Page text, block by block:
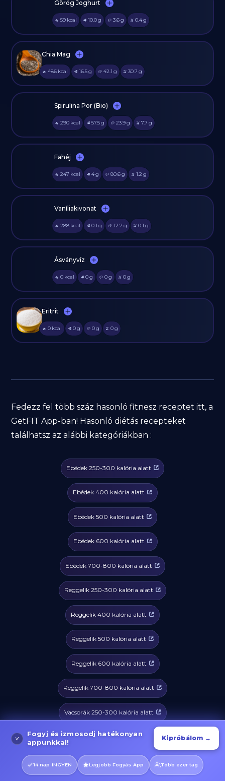
Görög Joghurt
🔥 59 kcal 🥩 10.0g 🥔 3.6g 🫒 0.4g
Chia Mag
🔥 486 kcal 🥩 16.5g 🥔 42.1 g 🫒 30.7 g
Spirulina Por (Bio)
🔥 290 kcal 🥩 57.5g 🥔 23.9g 🫒 7.7 g
Fahéj
🔥 247 kcal 🥩 4g 🥔 80.6g 🫒 1.2 g
Vaníliakivonat
🔥 288 kcal 🥩 0.1 g 🥔 12.7 g 🫒 0.1 g
Ásványvíz
🔥 0 kcal 🥩 0g 🥔 0g 🫒 0g
Eritrit
🔥 0 kcal 🥩 0g 🥔 0g 🫒 0g
Fedezz fel több száz hasonló fitnesz receptet itt, a
GetFIT App-ban! Hasonló diétás recepteket
találhatsz az alábbi kategóriákban :
Ebédek 250-300 kalória alatt
Ebédek 400 kalória alatt
Ebédek 500 kalória alatt
Ebédek 600 kalória alatt
Ebédek 700-800 kalória alatt
Reggelik 250-300 kalória alatt
Reggelik 400 kalória alatt
Reggelik 500 kalória alatt
Reggelik 600 kalória alatt
Reggelik 700-800 kalória alatt
Vacsorák 250-300 kalória alatt
Vacsorák 400 kalória alatt
Vacsorák 500 kalória alatt
Fogyj és izmosodj hatékonyan
appunkkal!
Kipróbálom →
14 nap INGYEN Legjobb Fogyás App Több ezer tag